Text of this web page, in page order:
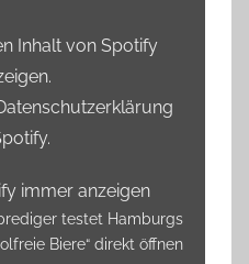
Inhalt von Spotify
.
immer anzeigen
testet Hamburgs
Biere“ direkt öffnen